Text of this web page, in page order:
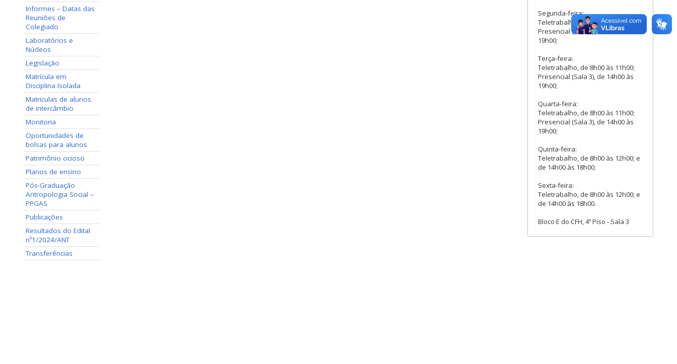
Informes – Datas das
Reuniões de
Colegiado
Laboratórios e
Núcleos
Legislação
Matrícula em
Disciplina Isolada
Matriculas de alunos
de intercâmbio
Monitoria
Oportunidades de
bolsas para alunos
Patrimônio ocioso
Planos de ensino
Pós-Graduação
Antropologia Social –
PPGAS
Publicações
Resultados do Edital
nº1/2024/ANT
Transferências
Segunda-feira:
Teletrabalho, de 9h00 às 11h00;
Presencial (Sala 3), de 13h00 às
19h00;
Terça-feira:
Teletrabalho, de 8h00 às 11h00;
Presencial (Sala 3), de 14h00 às
19h00;
Quarta-feira:
Teletrabalho, de 8h00 às 11h00;
Presencial (Sala 3), de 14h00 às
19h00;
Quinta-feira:
Teletrabalho, de 8h00 às 12h00; e
de 14h00 às 18h00;
Sexta-feira:
Teletrabalho, de 8h00 às 12h00; e
de 14h00 às 18h00.
Bloco E do CFH, 4º Piso - Sala 3